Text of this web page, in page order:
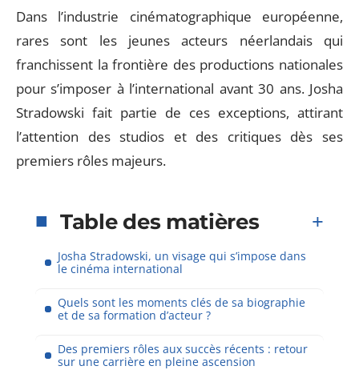
Dans l’industrie cinématographique européenne,
rares sont les jeunes acteurs néerlandais qui
franchissent la frontière des productions nationales
pour s’imposer à l’international avant 30 ans. Josha
Stradowski fait partie de ces exceptions, attirant
l’attention des studios et des critiques dès ses
premiers rôles majeurs.
Table des matières
Josha Stradowski, un visage qui s’impose dans
le cinéma international
Quels sont les moments clés de sa biographie
et de sa formation d’acteur ?
Des premiers rôles aux succès récents : retour
sur une carrière en pleine ascension